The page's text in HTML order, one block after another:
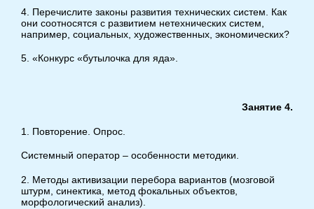
4. Перечислите законы развития технических систем. Как
они соотносятся с развитием нетехнических систем,
например, социальных, художественных, экономических?
5. «Конкурс «бутылочка для яда».
Занятие 4.
1. Повторение. Опрос.
Системный оператор – особенности методики.
2. Методы активизации перебора вариантов (мозговой
штурм, синектика, метод фокальных объектов,
морфологический анализ).